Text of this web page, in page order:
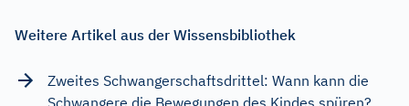
Weitere Artikel aus der Wissensbibliothek
Zweites Schwangerschaftsdrittel: Wann kann die
Schwangere die Bewegungen des Kindes spüren?